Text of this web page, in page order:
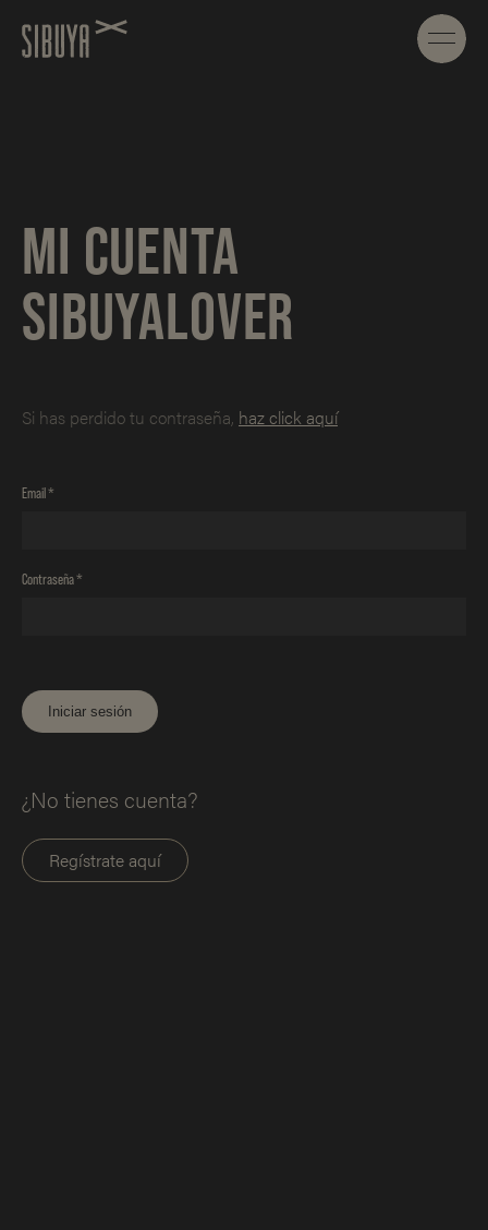
MI CUENTA
SIBUYALOVER
Si has perdido tu contraseña, haz click aquí
Email*
Contraseña*
¿No tienes cuenta?
Regístrate aquí